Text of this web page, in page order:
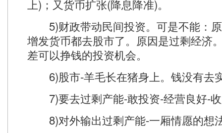
上)；又货币扩张(降息降准)。
5)财政带动民间投资。可是不能：
增发货币都去股市了。原因是过剩经济
差可以挣钱的投资机会。
6)股市-羊毛长在猪身上。钱没有去
7)要去过剩产能-敢投资-经营良好-
8)对外输出过剩产能-一厢情愿的想